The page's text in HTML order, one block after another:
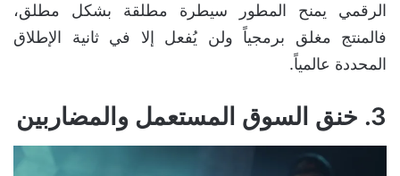
الرقمي يمنح المطور سيطرة مطلقة بشكل مطلق،
فالمنتج مغلق برمجياً ولن يُفعل إلا في ثانية الإطلاق
المحددة عالمياً.
3. خنق السوق المستعمل والمضاربين